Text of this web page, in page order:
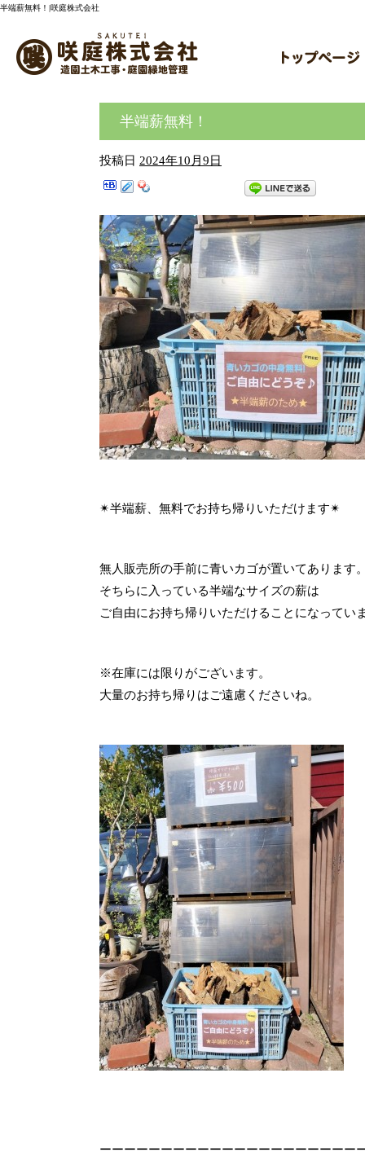
半端薪無料！|咲庭株式会社
半端薪無料！
投稿日 2024年10月9日
✴︎半端薪、無料でお持ち帰りいただけます✴︎
無人販売所の手前に青いカゴが置いてあります
そちらに入っている半端なサイズの薪は
ご自由にお持ち帰りいただけることになってい
※在庫には限りがございます。
大量のお持ち帰りはご遠慮くださいね。
ーーーーーーーーーーーーーーーーーーーーー